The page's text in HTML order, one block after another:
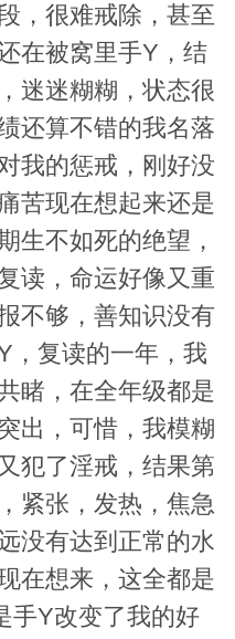
，很难戒除，甚至
在被窝里手Y，结
迷迷糊糊，状态很
还算不错的我名落
我的惩戒，刚好没
苦现在想起来还是
生不如死的绝望，
读，命运好像又重
不够，善知识没有
，复读的一年，我
睹，在全年级都是
出，可惜，我模糊
犯了淫戒，结果第
紧张，发热，焦急
没有达到正常的水
在想来，这全都是
手Y改变了我的好